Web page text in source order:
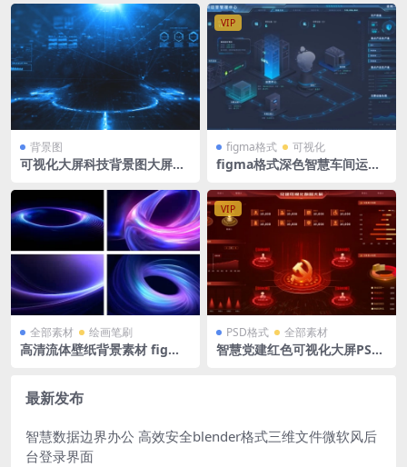
背景图
可视化大屏科技背景图大屏背
背景墙3840 x 2085px
VIP
figma格式 可视化
figma格式深色智慧车间运营
化大屏
全部素材 绘画笔刷
高清流体壁纸背景素材 figma
VIP
PSD格式 全部素材
智慧党建红色可视化大屏PSD
最新发布
智慧数据边界办公 高效安全blender格式三维文件微软风后
台登录界面